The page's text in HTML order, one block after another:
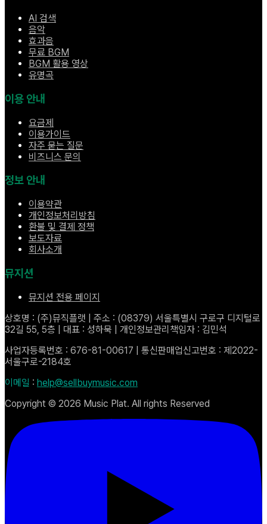
AI 검색
음악
효과음
무료 BGM
BGM 활용 영상
유명곡
이용 안내
요금제
이용가이드
자주 묻는 질문
비즈니스 문의
정보 안내
이용약관
개인정보처리방침
환불 및 결제 정책
보도자료
회사소개
뮤지션
뮤지션 전용 페이지
상호명 : (주)뮤직플랫 | 주소 : (08379) 서울특별시 구로구 디지털로
32길 55, 5층 | 대표 : 성하묵 | 개인정보관리책임자 : 김민석
사업자등록번호 : 676-81-00617 | 통신판매업신고번호 : 제2022-
서울구로-2184호
이메일 : help@sellbuymusic.com
Copyright © 2026 Music Plat. All rights Reserved